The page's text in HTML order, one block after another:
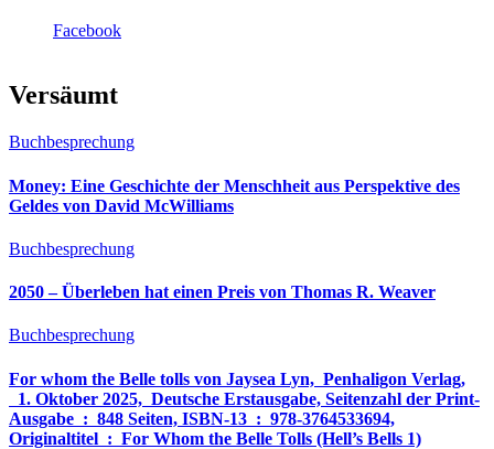
Facebook
Versäumt
Buchbesprechung
Money: Eine Geschichte der Menschheit aus Perspektive des
Geldes von David McWilliams
Buchbesprechung
2050 – Überleben hat einen Preis von Thomas R. Weaver
Buchbesprechung
For whom the Belle tolls von Jaysea Lyn, ‎ Penhaligon Verlag,
‎ 1. Oktober 2025, ‎ Deutsche Erstausgabe, Seitenzahl der Print-
Ausgabe ‏ : ‎ 848 Seiten, ISBN-13 ‏ : ‎ 978-3764533694,
Originaltitel ‏ : ‎ For Whom the Belle Tolls (Hell’s Bells 1)